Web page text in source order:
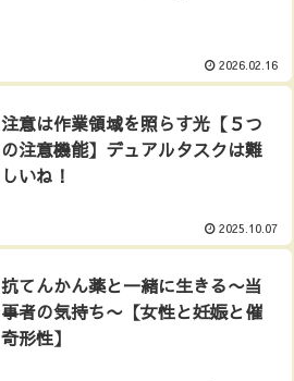
2026.02.16
注意は作業領域を照らす光【５つ
の注意機能】デュアルタスクは難
しいね！
2025.10.07
抗てんかん薬と一緒に生きる〜当
事者の気持ち〜【女性と妊娠と催
奇形性】